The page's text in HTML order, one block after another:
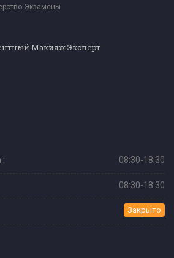
Экзамены
Макияж Эксперт
: 08:30-18:30
08:30-18:30
Закрыто